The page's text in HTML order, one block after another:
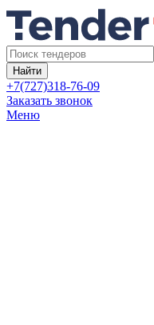
Найти
+7(727)318-76-09
Заказать звонок
Меню